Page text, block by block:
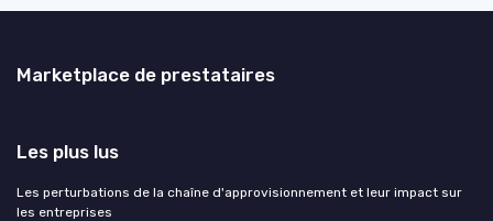
Marketplace de prestataires
Les plus lus
Les perturbations de la chaîne d'approvisionnement et leur impact sur
les entreprises